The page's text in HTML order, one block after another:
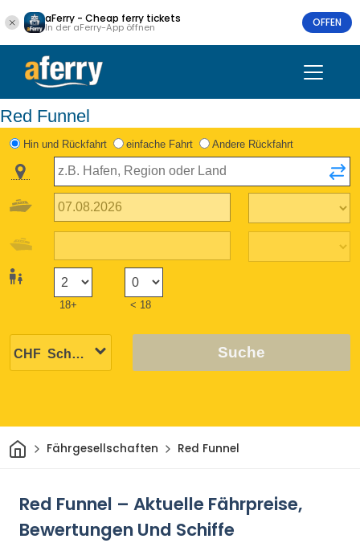
aFerry - Cheap ferry tickets
In der aFerry-App öffnen OFFEN
Red Funnel
Hin und Rückfahrt einfache Fahrt Andere Rückfahrt
18+ < 18
Suche
HeimFährgesellschaften Red Funnel
Red Funnel – Aktuelle Fährpreise,
Bewertungen Und Schiffe